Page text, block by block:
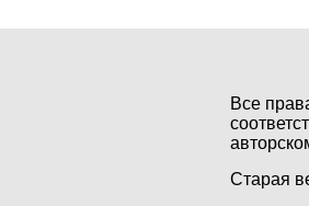
Все
Старая